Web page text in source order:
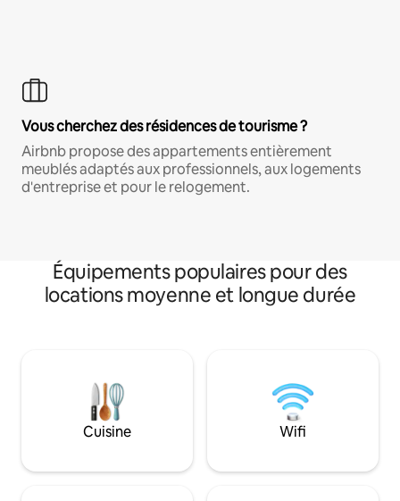
Vous cherchez des résidences de tourisme ?
Airbnb propose des appartements entièrement
meublés adaptés aux professionnels, aux logements
d'entreprise et pour le relogement.
Équipements populaires pour des
locations moyenne et longue durée
Cuisine Wifi